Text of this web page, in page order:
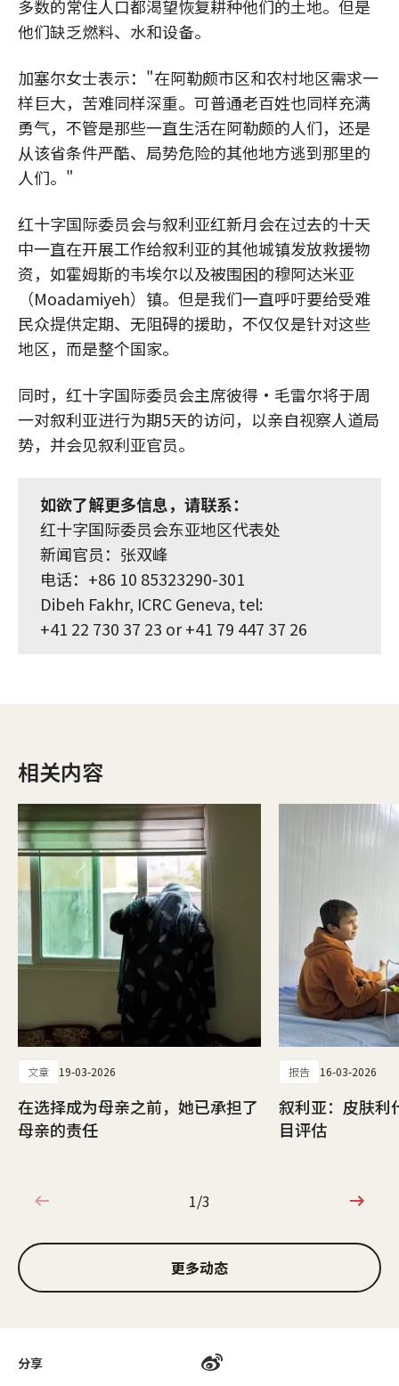
分享
多数的常住人口都渴望恢复耕种他们的土地。但是
他们缺乏燃料、水和设备。
加塞尔女士表示："在阿勒颇市区和农村地区需求一
样巨大，苦难同样深重。可普通老百姓也同样充满
勇气，不管是那些一直生活在阿勒颇的人们，还是
从该省条件严酷、局势危险的其他地方逃到那里的
人们。"
红十字国际委员会与叙利亚红新月会在过去的十天
中一直在开展工作给叙利亚的其他城镇发放救援物
资，如霍姆斯的韦埃尔以及被围困的穆阿达米亚
（Moadamiyeh）镇。但是我们一直呼吁要给受难
民众提供定期、无阻碍的援助，不仅仅是针对这些
地区，而是整个国家。
同时，红十字国际委员会主席彼得•毛雷尔将于周
一对叙利亚进行为期5天的访问，以亲自视察人道局
势，并会见叙利亚官员。
如欲了解更多信息，请联系：
红十字国际委员会东亚地区代表处
新闻官员：张双峰
电话：+86 10 85323290-301
Dibeh Fakhr, ICRC Geneva, tel:
+41 22 730 37 23 or+41 79 447 37 26
相关内容
文章 19-03-2026
在选择成为母亲之前，她已承担了
母亲的责任
报告 16-03-2026
叙利亚：皮肤利
目评估
1/3
1/3
更多动态